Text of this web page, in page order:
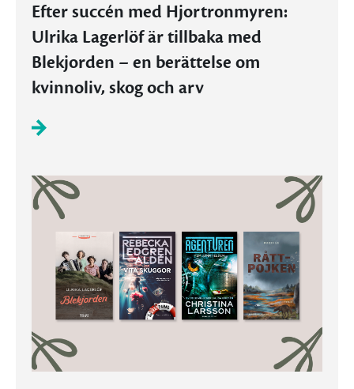
Efter succén med Hjortronmyren:
Ulrika Lagerlöf är tillbaka med
Blekjorden – en berättelse om
kvinnoliv, skog och arv